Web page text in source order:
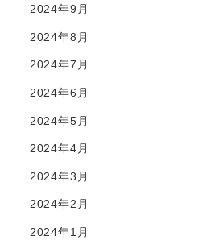
2024年9月
2024年8月
2024年7月
2024年6月
2024年5月
2024年4月
2024年3月
2024年2月
2024年1月